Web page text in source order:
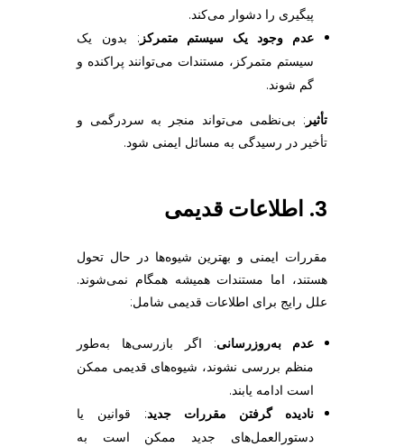
پیگیری را دشوار می‌کند.
عدم وجود یک سیستم متمرکز : بدون یک
سیستم متمرکز، مستندات می‌توانند پراکنده و
گم شوند.
تأثیر : بی‌نظمی می‌تواند منجر به سردرگمی و
تأخیر در رسیدگی به مسائل ایمنی شود.
3. اطلاعات قدیمی
مقررات ایمنی و بهترین شیوه‌ها در حال تحول
هستند، اما مستندات همیشه همگام نمی‌شوند.
علل رایج برای اطلاعات قدیمی شامل:
عدم به‌روزرسانی: اگر بازرسی‌ها به‌طور
منظم بررسی نشوند، شیوه‌های قدیمی ممکن
است ادامه یابند.
نادیده گرفتن مقررات جدید: قوانین یا
دستورالعمل‌های جدید ممکن است به